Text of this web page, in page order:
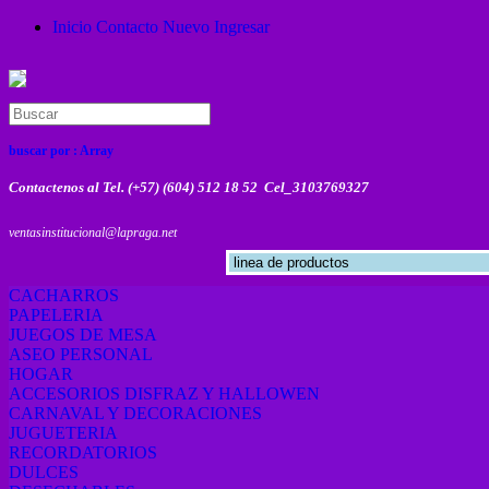
Inicio Contacto Nuevo Ingresar
buscar por : Array
Contactenos al Tel. (+57) (604) 512 18 52 Cel_3103769327
ventasinstitucional@lapraga.net
CACHARROS
PAPELERIA
JUEGOS DE MESA
ASEO PERSONAL
HOGAR
ACCESORIOS DISFRAZ Y HALLOWEN
CARNAVAL Y DECORACIONES
JUGUETERIA
RECORDATORIOS
DULCES